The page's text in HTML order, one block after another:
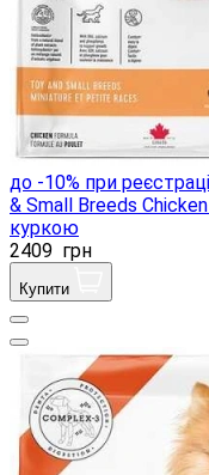
до -10% при
& Small Breeds
куркою
2409 грн
Купити